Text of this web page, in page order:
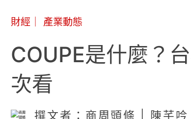
財經 產業動態
COUPE是什麼？
次看
撰文者：商周頭條 | 陳芊吟